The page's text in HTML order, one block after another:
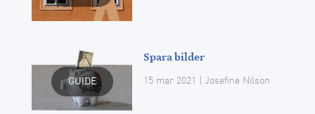
GUIDE
Spara bilder
15 mar 2021 | Josefine Nilson